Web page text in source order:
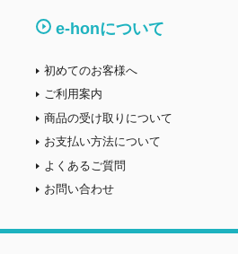
e-honについて
初めてのお客様へ
ご利用案内
商品の受け取りについて
お支払い方法について
よくあるご質問
お問い合わせ